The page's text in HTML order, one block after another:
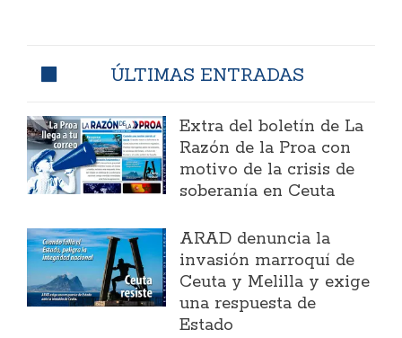
ÚLTIMAS ENTRADAS
Extra del boletín de La
Razón de la Proa con
motivo de la crisis de
soberanía en Ceuta
ARAD denuncia la
invasión marroquí de
Ceuta y Melilla y exige
una respuesta de
Estado